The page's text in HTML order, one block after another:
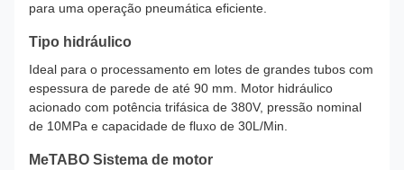
para uma operação pneumática eficiente.
Tipo hidráulico
Ideal para o processamento em lotes de grandes tubos com
espessura de parede de até 90 mm. Motor hidráulico
acionado com potência trifásica de 380V, pressão nominal
de 10MPa e capacidade de fluxo de 30L/Min.
MeTABO Sistema de motor